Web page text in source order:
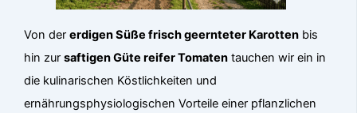
Von dererdigen Süße frisch geernteter Karotten bis
hin zursaftigen Güte reifer Tomaten tauchen wir ein in
die kulinarischen Köstlichkeiten und
ernährungsphysiologischen Vorteile einer pflanzlichen